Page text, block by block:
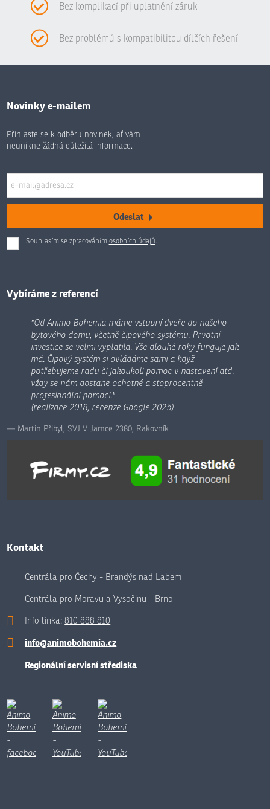
Bez komplikací při uplatnění záruk
Bez problémů s kompatibilitou dílčích řešení
Novinky e-mailem
Přihlaste se k odběru novinek, ať vám
neunikne žádná důležitá informace.
Odeslat
Souhlasím se zpracováním osobních údajů.
Formulář
odeslat.
Vybíráme z referencí
"Od Animo Bohemia máme vstupní dveře do našeho
bytového domu, včetně čipového systému. Prvotní
investice se velmi vyplatila. Vše dlouhé roky funguje jak
má. Čipový systém si ovládáme sami a když
potřebujeme radu či jakoukoli pomoc v nastavení atd.
vždy se nám dostane ochotné a stoprocentně
profesionální pomoci."
(realizace 2018, recenze Google 2025)
Martin Přibyl, SVJ V Jamce 2380, Rakovník
Kontakt
Centrála pro Čechy - Brandýs nad Labem
Centrála pro Moravu a Vysočinu - Brno
Info linka:810 888 810
info@animobohemia.cz
Regionální servisní střediska